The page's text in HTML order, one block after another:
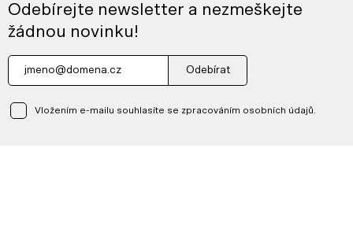
Odebírejte newsletter a nezmeškejte
žádnou novinku!
Odebírat
Vložením e-mailu souhlasíte se zpracováním osobních údajů.